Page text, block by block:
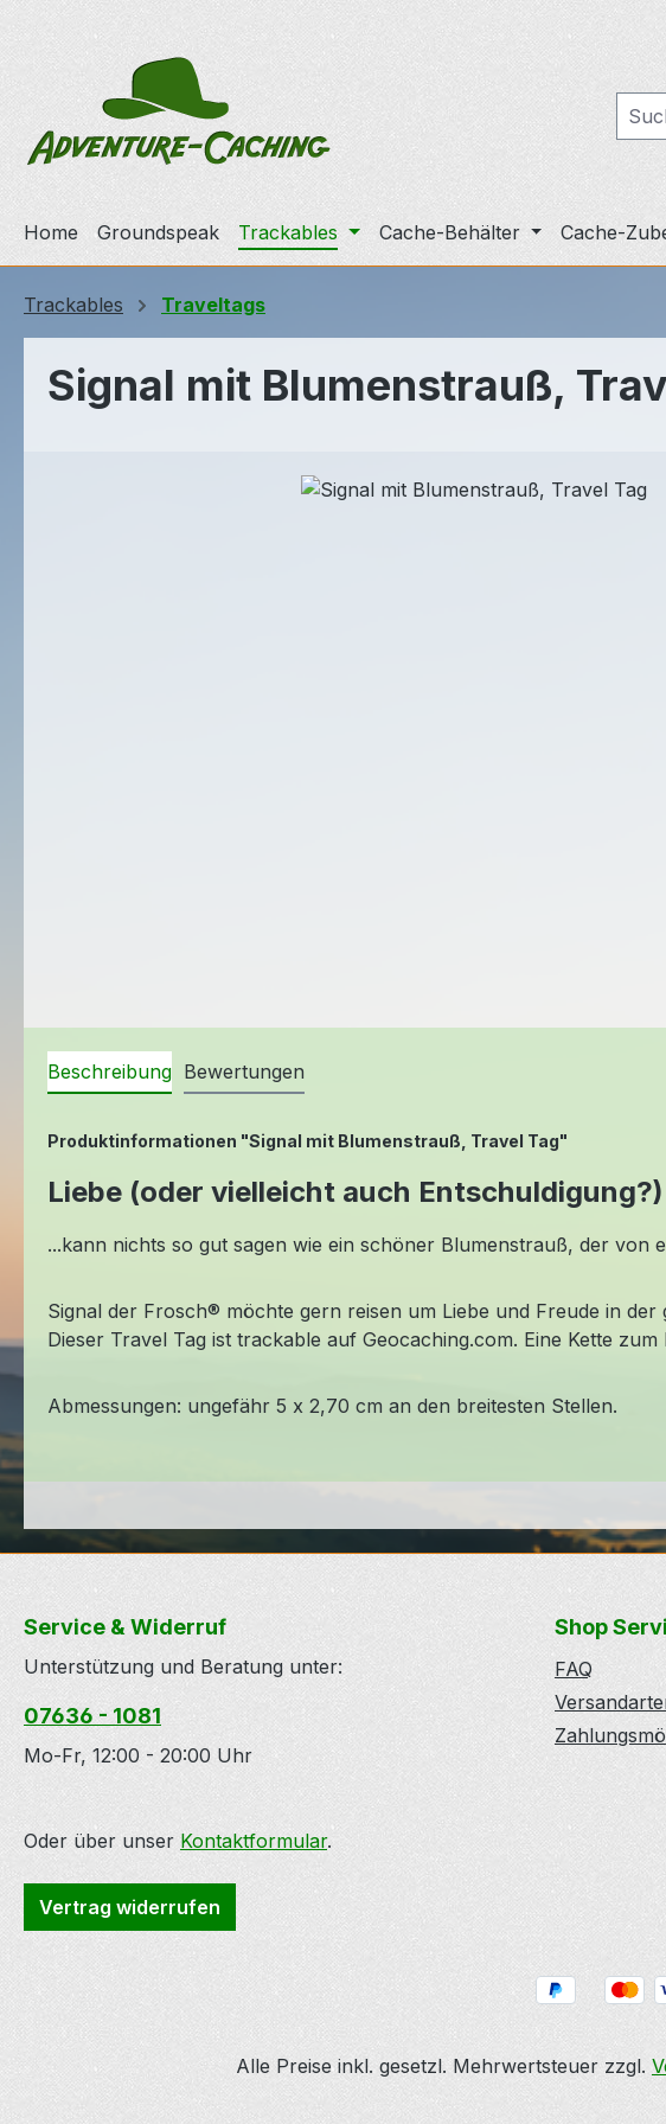
Hauptinhalt springen
Zur Hauptnavigation springen
Home Groundspeak Trackables Cache-Behälter Cache-
Trackables Traveltags
Signal mit Blumenstrauß,
Beschreibung Bewertungen
Produktinformationen "Signal mit Blumenstrauß, Travel Tag"
Liebe (oder vielleicht auch Entschuldigung?)
...kann nichts so gut sagen wie ein schöner Blumenstrauß, der von
Signal der Frosch® möchte gern reisen um Liebe und Freude in
Dieser Travel Tag ist trackable auf Geocaching.com. Eine Kette
Abmessungen: ungefähr 5 x 2,70 cm an den breitesten Stellen.
Service & Widerruf
Unterstützung und Beratung unter:
07636 - 1081
Mo-Fr, 12:00 - 20:00 Uhr
Oder über unser Kontaktformular.
Vertrag widerrufen
Shop
FAQ
Alle Preise inkl. gesetzl. Mehrwertsteuer zzgl.